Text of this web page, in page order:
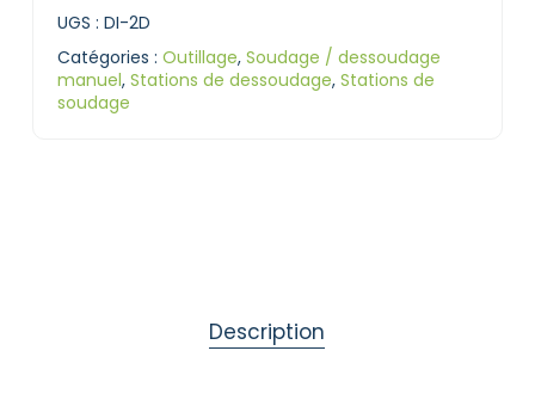
UGS : DI-2D
Catégories : Outillage, Soudage / dessoudage
manuel, Stations de dessoudage, Stations de
soudage
Description